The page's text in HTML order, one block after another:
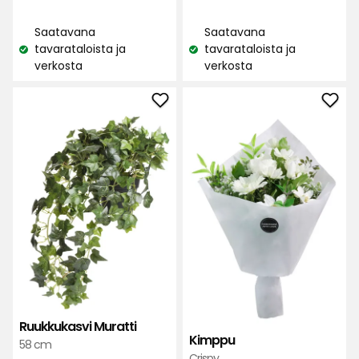
€
Katso
saatavuus:
Saatavana
tavarataloista ja
verkosta
perusteella
€
Katso
saatavuus:
Saatavana
tavarataloista ja
verkosta
Ruukkukasvi Muratti
58 cm
Lisää
Ruukkukasvi
Muratti
suosikkeihin
Kimppu